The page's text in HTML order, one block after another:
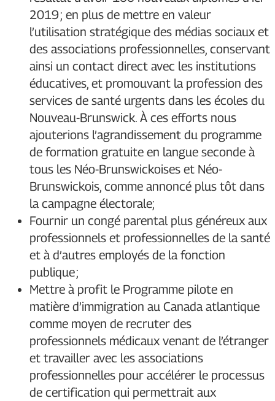
2019 ; en plus de mettre en valeur
l’utilisation stratégique des médias sociaux et
des associations professionnelles, conservant
ainsi un contact direct avec les institutions
éducatives, et promouvant la profession des
services de santé urgents dans les écoles du
Nouveau-Brunswick. À ces efforts nous
ajouterions l’agrandissement du programme
de formation gratuite en langue seconde à
tous les Néo-Brunswickoises et Néo-
Brunswickois, comme annoncé plus tôt dans
la campagne électorale;
Fournir un congé parental plus généreux aux
professionnels et professionnelles de la santé
et à d’autres employés de la fonction
publique ;
Mettre à profit le Programme pilote en
matière d’immigration au Canada atlantique
comme moyen de recruter des
professionnels médicaux venant de l’étranger
et travailler avec les associations
professionnelles pour accélérer le processus
de certification qui permettrait aux